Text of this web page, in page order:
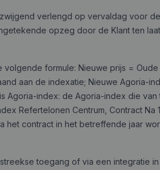
verlengd op vervaldag voor
opzeg door de Klant ten
formule: Nieuwe prijs =
aan de indexatie; Nieuwe Agoria-
Agoria-index: de Agoria-index die
Refertelonen Centrum, Contract Na
het contract in het betreffende jaar
toegang of via een integratie